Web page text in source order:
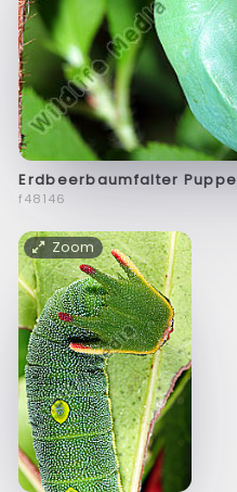
Erdbeerbaumfalter Puppe
f48146
Zoom